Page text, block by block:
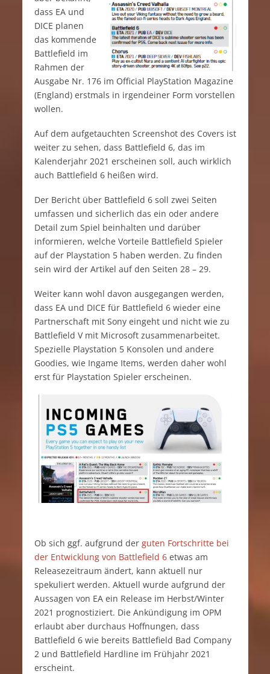
dass EA und
DICE planen
das kommende
Battlefield im
Rahmen der
Ausgabe Nr. 176 im Official PlayStation Magazine
(England) erstmals in irgendeiner Form vorstellen
wollen.
Auf dem aufgetauchten Screenshot des Covers ist
weiter zu sehen, dass Battlefield 6, das im
Kalenderjahr 2021 erscheinen soll, auch wirklich
auch Battlefield 6 heißen wird.
Der Bericht über Battlefield 6 soll zwei Seiten
umfassen und sicherlich das ein oder andere
Detail zum Spiel beinhalten und darüber
informieren, welche Vorteile Battlefield Spieler
auf der Playstation 5 haben werden. Zu finden
sein wird der Artikel auf den Seiten 28 – 29.
Weiter kann wohl davon ausgegangen werden,
dass EA und DICE für Battlefield 6 wieder eine
Partnerschaft mit Sony eingeht und nicht wie zu
Battlefield V mit Microsoft zusammenarbeitet.
Spezielle Playstation 5 Konsolen und andere
Goodies, wie Ingame Items, werden daher wohl
erst für Playstation Spieler erscheinen.
Ob sich ggf. aufgrund der guten Fortschritte bei
der Entwicklung von Battlefield 6etwas am
Releasezeitraum ändert, kann aktuell nur
spekuliert werden. Aktuell wurde aufgrund der
Aussagen von EA ein Release im Herbst/Winter
2021 prognostiziert. Die Ankündigung im OPM
erlaubt aber durchaus Hoffnungen, dass
Battlefield 6 wie bereits Battlefield Bad Company
2 und Battlefield Hardline im Frühjahr 2021
erscheint.